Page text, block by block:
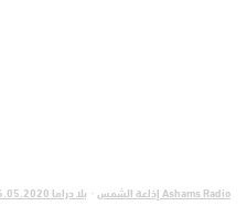
Ashams Radio إذاعة الشمس · بلا دراما 6.05.2020